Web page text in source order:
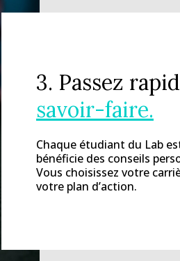
3. Passez
savoir-faire.
Chaque étudiant du Lab
bénéficie des conseils
Vous choisissez votre
votre plan d’action.